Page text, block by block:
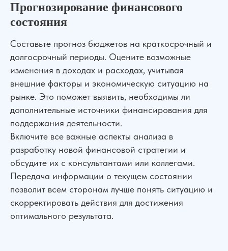
Прогнозирование финансового
состояния
Составьте прогноз бюджетов на краткосрочный и
долгосрочный периоды. Оцените возможные
изменения в доходах и расходах, учитывая
внешние факторы и экономическую ситуацию на
рынке. Это поможет выявить, необходимы ли
дополнительные источники финансирования для
поддержания деятельности.
Включите все важные аспекты анализа в
разработку новой финансовой стратегии и
обсудите их с консультантами или коллегами.
Передача информации о текущем состоянии
позволит всем сторонам лучше понять ситуацию и
скорректировать действия для достижения
оптимального результата.